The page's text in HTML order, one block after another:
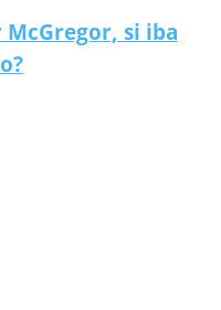
si iba